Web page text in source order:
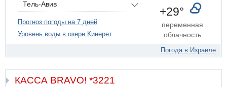
07.08.2026 19:16
ДТП в Ашдоде: тяжело ранены двое маленьких детей
07.08.2026 19:14
Дахан
Тель-Авив
Прогноз погоды на 7 дней
Уровень воды в озере Кинерет
+29°
переменная
облачность
Погода в Израиле
КАССА BRAVO! *3221